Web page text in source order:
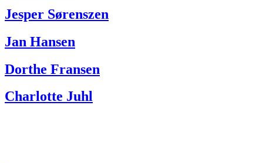
Jesper Sørenszen
Jan Hansen
Dorthe Fransen
Charlotte Juhl